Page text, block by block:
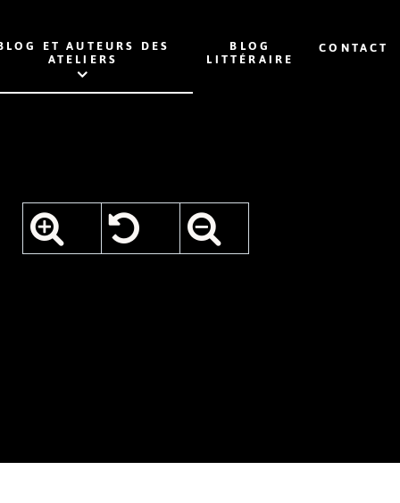
ET AUTEURS DES
ATELIERS
BLOG
LITTÉRAIRE
CONTACT